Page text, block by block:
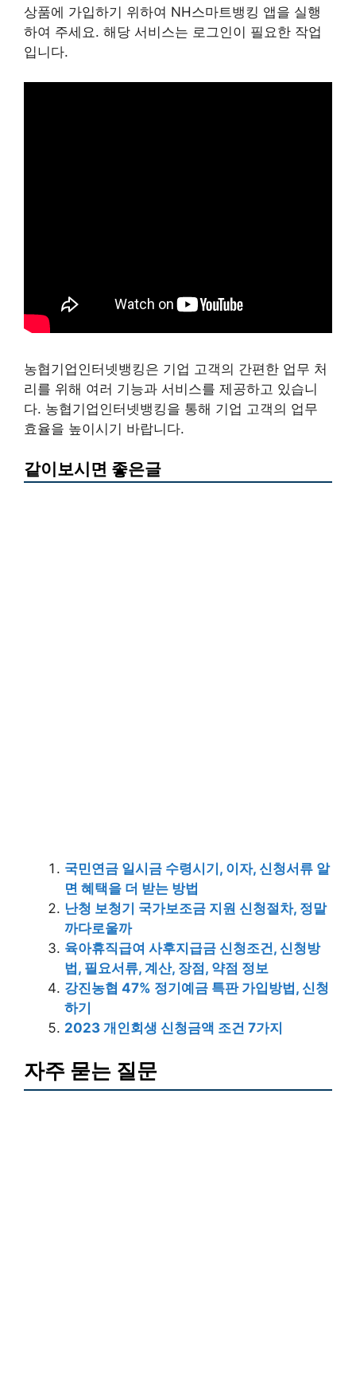
상품에 가입하기 위하여 NH스마트뱅킹 앱을 실행
하여 주세요. 해당 서비스는 로그인이 필요한 작업
입니다.
농협기업인터넷뱅킹은 기업 고객의 간편한 업무 처
리를 위해 여러 기능과 서비스를 제공하고 있습니
다. 농협기업인터넷뱅킹을 통해 기업 고객의 업무
효율을 높이시기 바랍니다.
같이보시면 좋은글
국민연금 일시금 수령시기, 이자, 신청서류 알
면 혜택을 더 받는 방법
난청 보청기 국가보조금 지원 신청절차, 정말
까다로울까
육아휴직급여 사후지급금 신청조건, 신청방
법, 필요서류, 계산, 장점, 약점 정보
강진농협 47% 정기예금 특판 가입방법, 신청
하기
2023 개인회생 신청금액 조건 7가지
자주 묻는 질문